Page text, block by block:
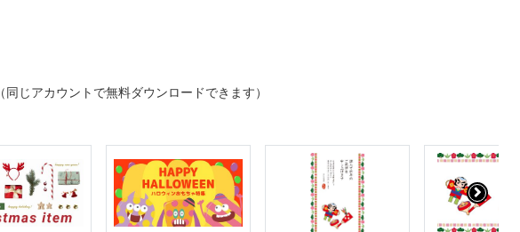
（同じアカウントで無料ダウンロードできます）